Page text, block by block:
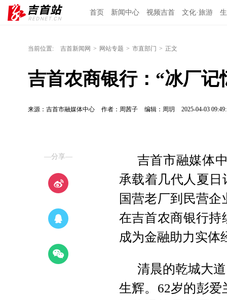
首页 新闻中心 视频吉首 文化·旅游
当前位置: 吉首新闻网 > 网站专题 > 市直部门 > 正文
吉首农商银行：“冰厂记
来源：吉首市融媒体中心 作者：周茜子 编辑：周玥 2025-04-03
—分享—
吉首市融媒体
承载着几代人夏日
国营老厂到民营
在吉首农商银行持
成为金融助力实体
清晨的乾城大
生辉。62岁的彭